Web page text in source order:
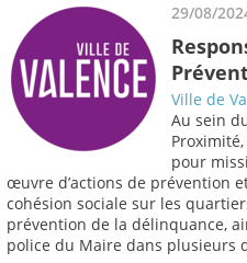
29/08/
Ville de
Au sein
pour
œuvre d’actions de prévention
cohésion sociale sur les
prévention de la délinquance,
police du Maire dans plusieurs